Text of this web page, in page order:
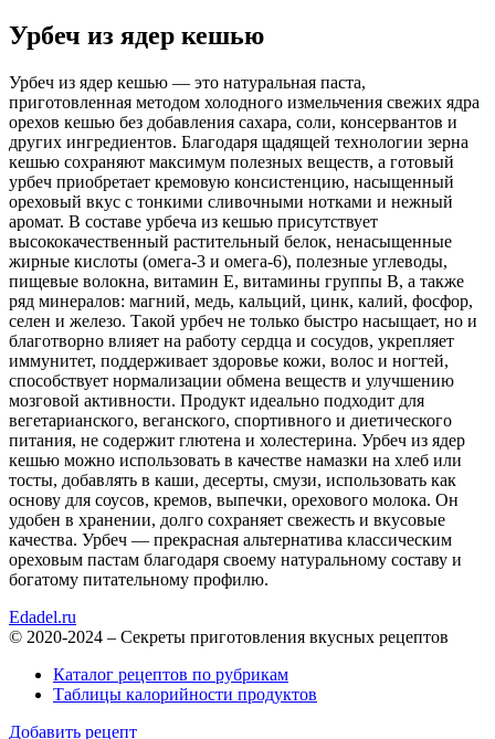
Урбеч из ядер кешью
Урбеч из ядер кешью — это натуральная паста,
приготовленная методом холодного измельчения свежих ядра
орехов кешью без добавления сахара, соли, консервантов и
других ингредиентов. Благодаря щадящей технологии зерна
кешью сохраняют максимум полезных веществ, а готовый
урбеч приобретает кремовую консистенцию, насыщенный
ореховый вкус с тонкими сливочными нотками и нежный
аромат. В составе урбеча из кешью присутствует
высококачественный растительный белок, ненасыщенные
жирные кислоты (омега-3 и омега-6), полезные углеводы,
пищевые волокна, витамин Е, витамины группы B, а также
ряд минералов: магний, медь, кальций, цинк, калий, фосфор,
селен и железо. Такой урбеч не только быстро насыщает, но и
благотворно влияет на работу сердца и сосудов, укрепляет
иммунитет, поддерживает здоровье кожи, волос и ногтей,
способствует нормализации обмена веществ и улучшению
мозговой активности. Продукт идеально подходит для
вегетарианского, веганского, спортивного и диетического
питания, не содержит глютена и холестерина. Урбеч из ядер
кешью можно использовать в качестве намазки на хлеб или
тосты, добавлять в каши, десерты, смузи, использовать как
основу для соусов, кремов, выпечки, орехового молока. Он
удобен в хранении, долго сохраняет свежесть и вкусовые
качества. Урбеч — прекрасная альтернатива классическим
ореховым пастам благодаря своему натуральному составу и
богатому питательному профилю.
Edadel.ru
© 2020-2024 – Секреты приготовления вкусных рецептов
Каталог рецептов по рубрикам
Таблицы калорийности продуктов
Добавить рецепт